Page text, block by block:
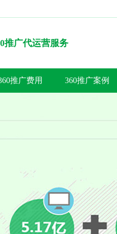
推广代运营服务
推广费用 360推广案例